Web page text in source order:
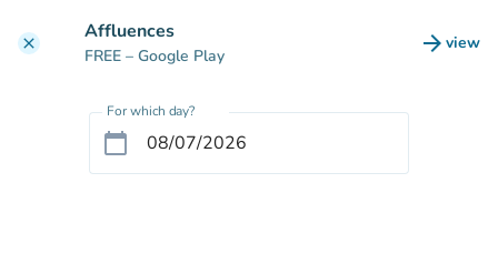
clear Affluences
FREE – Google Play arrow_forward view
(new
For which day?
calendar_today